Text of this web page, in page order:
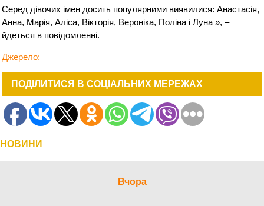
Серед дівочих імен досить популярними виявилися: Анастасія,
Анна, Марія, Аліса, Вікторія, Вероніка, Поліна і Луна », –
йдеться в повідомленні.
Джерело:
ПОДІЛИТИСЯ В СОЦІАЛЬНИХ МЕРЕЖАХ
НОВИНИ
Вчора